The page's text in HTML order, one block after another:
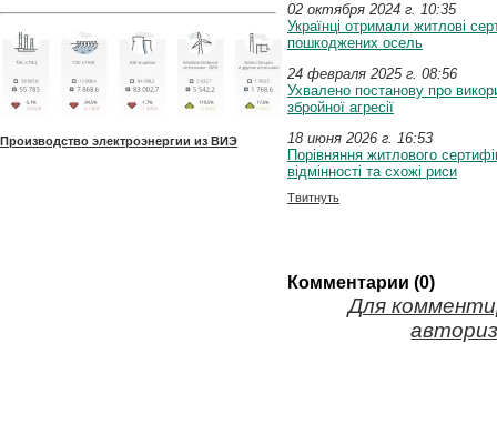
Производство электроэнергии из ВИЭ
02 октября 2024 г. 10:35
Українці отримали житлові
пошкоджених осель
24 февраля 2025 г. 08:56
Ухвалено постанову про
збройної агресії
18 июня 2026 г. 16:53
Порівняння житлового
відмінності та схожі риси
Твитнуть
Комментарии (0)
Для